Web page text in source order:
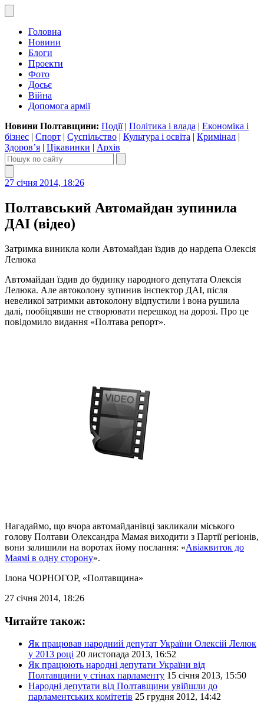
Головна
Новини
Блоги
Проекти
Фото
Досьє
Війна
Допомога армії
Новини Полтавщини: Події| Політика і влада | Економіка і
бізнес | Спорт | Суспільство | Культура і освіта | Кримінал |
Здоров’я | Цікавинки | Архів
27 січня 2014, 18:26
Полтавський Автомайдан зупинила
ДАІ (відео)
Затримка виникла коли Автомайдан їздив до нардепа Олексія
Лелюка
Автомайдан їздив до будинку народного депутата Олексія
Лелюка. Але автоколону зупинив інспектор ДАІ, після
невеликої затримки автоколону відпустили і вона рушила
далі, пообіцявши не створювати перешкод на дорозі. Про це
повідомило видання «Полтава репорт».
Нагадаймо, що вчора автомайданівці закликали міського
голову Полтави Олександра Мамая виходити з Партії регіонів,
вони залишили на воротах йому послання: «Авіаквиток до
Маямі в одну сторону».
Ілона ЧОРНОГОР, «Полтавщина»
27 січня 2014, 18:26
Читайте також:
Як працював народний депутат України Олексій Лелюк
у 2013 році 20 листопада 2013, 16:52
Як працюють народні депутати України від
Полтавщини у стінах парламенту 15 січня 2013, 15:50
Народні депутати від Полтавщини увійшли до
парламентських комітетів 25 грудня 2012, 14:42